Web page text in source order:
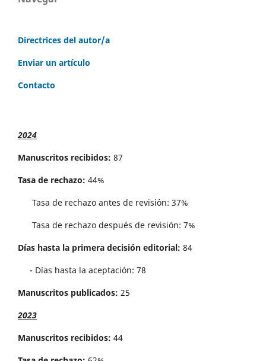
Directrices del autor/a
Enviar un artículo
Contacto
2024
Manuscritos recibidos: 87
Tasa de rechazo: 44%
Tasa de rechazo antes de revisi´on: 37%
Tasa de rechazo después de revisión: 7%
Días hasta la primera decisión editorial: 84
- Días hasta la aceptación: 78
Manuscritos publicados: 25
2023
Manuscritos recibidos: 44